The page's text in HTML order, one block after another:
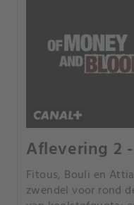
Aflevering 2
Fitous, Bouli en
zwendel voor rond